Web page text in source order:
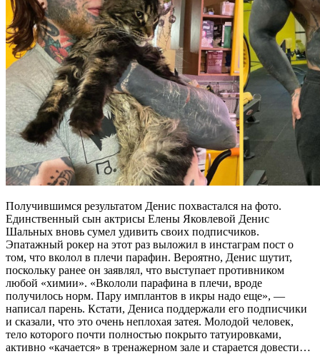
Получившимся результатом Денис похвастался на фото.
Единственный сын актрисы Елены Яковлевой Денис
Шальных вновь сумел удивить своих подписчиков.
Эпатажный рокер на этот раз выложил в инстаграм пост о
том, что вколол в плечи парафин. Вероятно, Денис шутит,
поскольку ранее он заявлял, что выступает противником
любой «химии». «Вкололи парафина в плечи, вроде
получилось норм. Пару имплантов в икры надо еще», —
написал парень. Кстати, Дениса поддержали его подписчики
и сказали, что это очень неплохая затея. Молодой человек,
тело которого почти полностью покрыто татуировками,
активно «качается» в тренажерном зале и старается довести…